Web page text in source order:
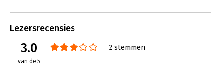
Lezersrecensies
3.0
van de 5
2 stemmen